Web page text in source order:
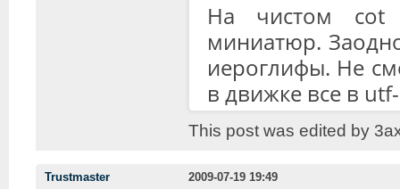
На чистом cot
миниатюр.
иероглифы. Не
в движке все в
This post was edited by
Trustmaster 2009-07-19 19:49